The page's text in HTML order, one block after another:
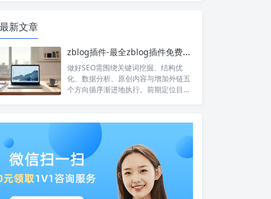
最新文章
zblog插件-最全zblog插件免费下载使用
做好SEO需围绕关键词挖掘、结构优
化、数据分析、原创内容与增加外链五
个方向循序渐进地执行。前期定位目标
链及MIP与HTTPS改造。同时结合百度
指数等数据洞察用户需求，并持续产出
原创内容。zblog插件支持多源采集、
伪原创、自动内链、定时发布与跨CMS
批量管理，可高效实现内容更新与SEO
优化。